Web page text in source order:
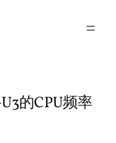
的CPU频率